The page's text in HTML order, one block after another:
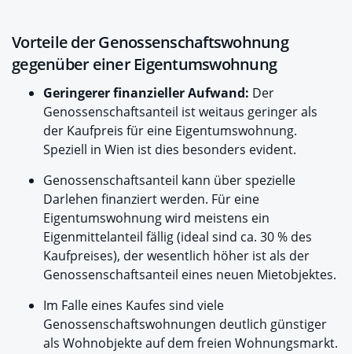
Vorteile der Genossenschaftswohnung
gegenüber einer Eigentumswohnung
Geringerer finanzieller Aufwand: Der
Genossenschaftsanteil ist weitaus geringer als
der Kaufpreis für eine Eigentumswohnung.
Speziell in Wien ist dies besonders evident.
Genossenschaftsanteil kann über spezielle
Darlehen finanziert werden. Für eine
Eigentumswohnung wird meistens ein
Eigenmittelanteil fällig (ideal sind ca. 30 % des
Kaufpreises), der wesentlich höher ist als der
Genossenschaftsanteil eines neuen Mietobjektes.
Im Falle eines Kaufes sind viele
Genossenschaftswohnungen deutlich günstiger
als Wohnobjekte auf dem freien Wohnungsmarkt.